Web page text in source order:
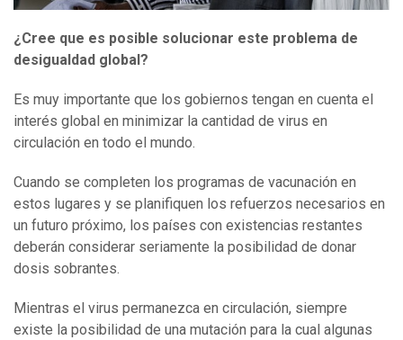
¿Cree que es posible solucionar este problema de
desigualdad global?
Es muy importante que los gobiernos tengan en cuenta el
interés global en minimizar la cantidad de virus en
circulación en todo el mundo.
Cuando se completen los programas de vacunación en
estos lugares y se planifiquen los refuerzos necesarios en
un futuro próximo, los países con existencias restantes
deberán considerar seriamente la posibilidad de donar
dosis sobrantes.
Mientras el virus permanezca en circulación, siempre
existe la posibilidad de una mutación para la cual algunas